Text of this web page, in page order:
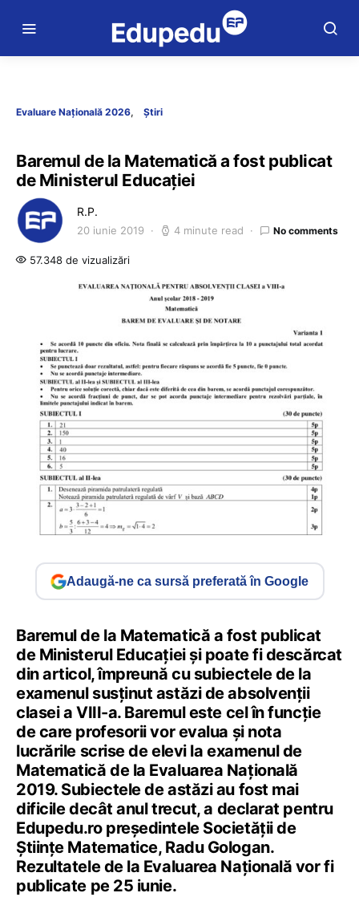
Evaluare Națională 2026 Știri
Baremul de la Matematică a fost publicat
de Ministerul Educației
R.P.
20 iunie 2019 4 minute read No comments
57.348 de vizualizări
Adaugă-ne ca sursă preferată în Google
Baremul de la Matematică a fost publicat
de Ministerul Educației și poate fi descărcat
din articol, împreună cu subiectele de la
examenul susținut astăzi de absolvenții
clasei a VIII-a. Baremul este cel în funcție
de care profesorii vor evalua și nota
lucrările scrise de elevi la examenul de
Matematică de la Evaluarea Națională
2019. Subiectele de astăzi au fost mai
dificile decât anul trecut, a declarat pentru
Edupedu.ro președintele Societății de
Științe Matematice, Radu Gologan.
Rezultatele de la Evaluarea Națională vor fi
publicate pe 25 iunie.